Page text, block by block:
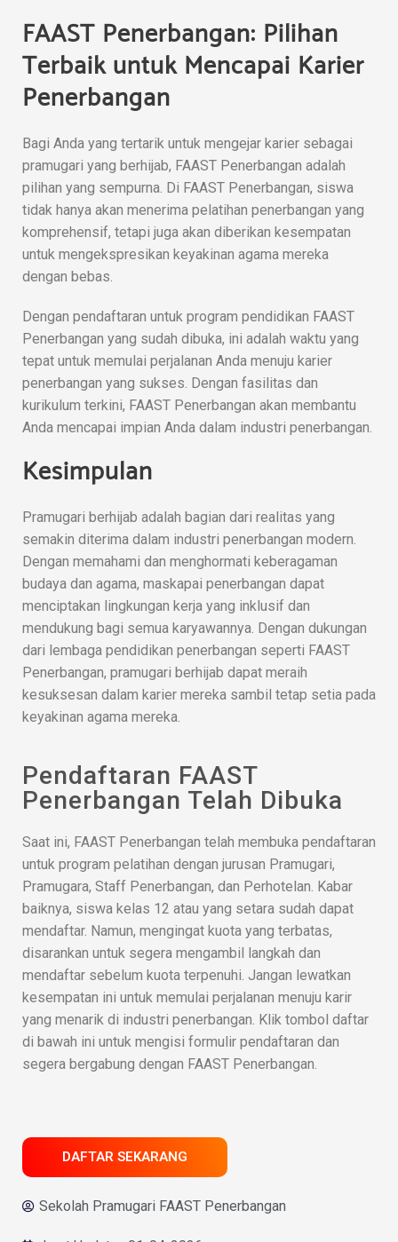
FAAST Penerbangan: Pilihan
Terbaik untuk Mencapai Karier
Penerbangan
Bagi Anda yang tertarik untuk mengejar karier sebagai
pramugari yang berhijab, FAAST Penerbangan adalah
pilihan yang sempurna. Di FAAST Penerbangan, siswa
tidak hanya akan menerima pelatihan penerbangan yang
komprehensif, tetapi juga akan diberikan kesempatan
untuk mengekspresikan keyakinan agama mereka
dengan bebas.
Dengan pendaftaran untuk program pendidikan FAAST
Penerbangan yang sudah dibuka, ini adalah waktu yang
tepat untuk memulai perjalanan Anda menuju karier
penerbangan yang sukses. Dengan fasilitas dan
kurikulum terkini, FAAST Penerbangan akan membantu
Anda mencapai impian Anda dalam industri penerbangan.
Kesimpulan
Pramugari berhijab adalah bagian dari realitas yang
semakin diterima dalam industri penerbangan modern.
Dengan memahami dan menghormati keberagaman
budaya dan agama, maskapai penerbangan dapat
menciptakan lingkungan kerja yang inklusif dan
mendukung bagi semua karyawannya. Dengan dukungan
dari lembaga pendidikan penerbangan seperti FAAST
Penerbangan, pramugari berhijab dapat meraih
kesuksesan dalam karier mereka sambil tetap setia pada
keyakinan agama mereka.
Pendaftaran FAAST
Penerbangan Telah Dibuka
Saat ini, FAAST Penerbangan telah membuka pendaftaran
untuk program pelatihan dengan jurusan Pramugari,
Pramugara, Staff Penerbangan, dan Perhotelan. Kabar
baiknya, siswa kelas 12 atau yang setara sudah dapat
mendaftar. Namun, mengingat kuota yang terbatas,
disarankan untuk segera mengambil langkah dan
mendaftar sebelum kuota terpenuhi. Jangan lewatkan
kesempatan ini untuk memulai perjalanan menuju karir
yang menarik di industri penerbangan. Klik tombol daftar
di bawah ini untuk mengisi formulir pendaftaran dan
segera bergabung dengan FAAST Penerbangan.
DAFTAR SEKARANG
Sekolah Pramugari FAAST Penerbangan